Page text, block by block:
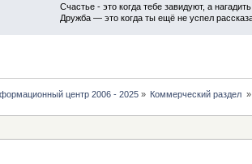
Счастье - это когда тебе завидуют, а нагадить
Дружба — это когда ты ещё не успел
центр 2006 - 2025» Коммерческий раздел »